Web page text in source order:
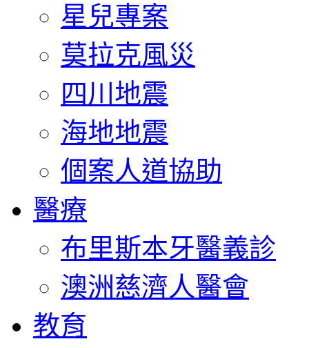
星兒專案
莫拉克風災
四川地震
海地地震
個案人道協助
醫療
布里斯本牙醫義診
澳洲慈濟人醫會
教育